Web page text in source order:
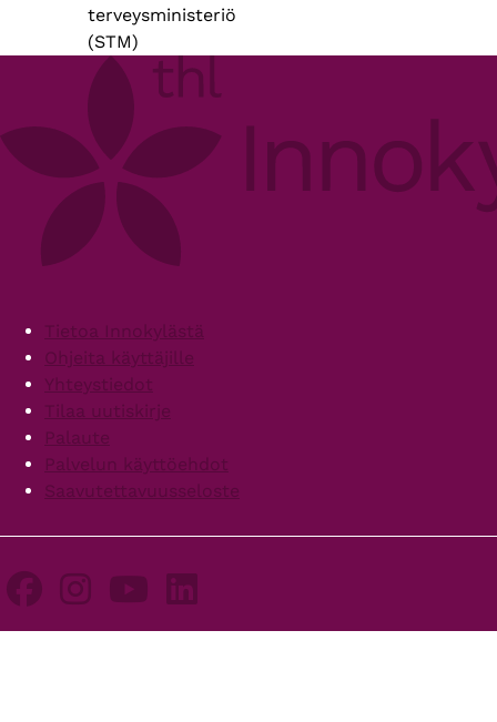
terveysministeriö
(STM)
FooterTietoa Innokylästä
Ohjeita käyttäjille
Yhteystiedot
Tilaa uutiskirje
Palaute
Palvelun käyttöehdot
Saavutettavuusseloste